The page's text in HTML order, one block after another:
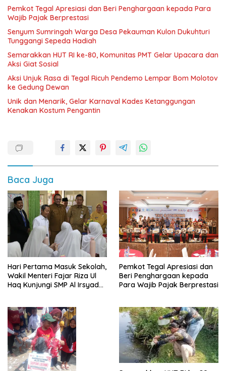
Pemkot Tegal Apresiasi dan Beri Penghargaan kepada Para
Wajib Pajak Berprestasi
Senyum Sumringah Warga Desa Pekauman Kulon Dukuhturi
Tunggangi Sepeda Hadiah
Semarakkan HUT RI ke-80, Komunitas PMT Gelar Upacara dan
Aksi Giat Sosial
Aksi Unjuk Rasa di Tegal Ricuh Pendemo Lempar Bom Molotov
ke Gedung Dewan
Unik dan Menarik, Gelar Karnaval Kades Ketanggungan
Kenakan Kostum Pengantin
Baca Juga
Hari Pertama Masuk Sekolah,
Wakil Menteri Fajar Riza Ul
Haq Kunjungi SMP Al Irsyad
Pemkot Tegal Apresiasi dan
Beri Penghargaan kepada
Para Wajib Pajak Berprestasi